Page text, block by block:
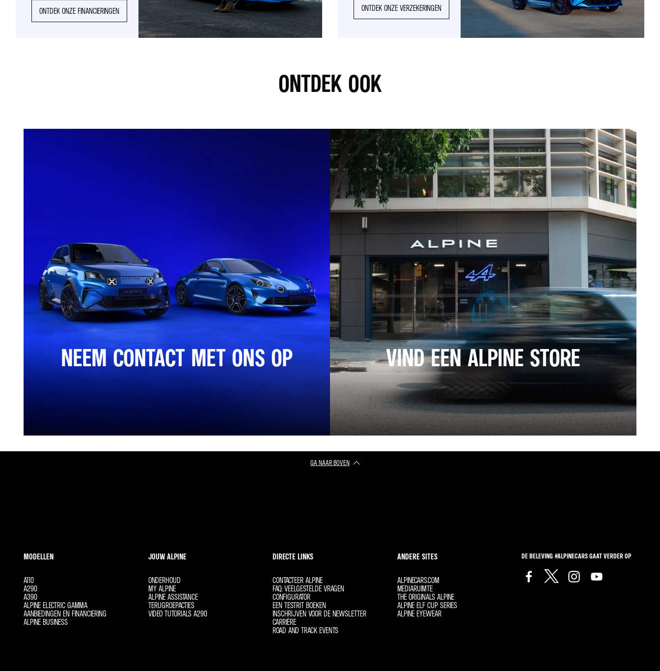
ONTDEK ONZE FINANCIERINGEN ONTDEK ONZE VERZEKERINGEN
ONTDEK OOK
NEEM CONTACT MET ONS OP VIND EEN ALPINE STORE
GA NAAR BOVEN
MODELLEN
A110
A290
A390
ALPINE ELECTRIC GAMMA
AANBIEDINGEN EN FINANCIERING
ALPINE BUSINESS
JOUW ALPINE
ONDERHOUD
MY ALPINE
ALPINE ASSISTANCE
TERUGROEPACTIES
VIDEO TUTORIALS A290
DIRECTE LINKS
CONTACTEER ALPINE
FAQ: VEELGESTELDE VRAGEN
CONFIGURATOR
EEN TESTRIT BOEKEN
INSCHRIJVEN VOOR DE NEWSLETTER
CARRIÈRE
ROAD AND TRACK EVENTS
ANDERE SITES
ALPINECARS.COM
MEDIARUIMTE
THE ORIGINALS ALPINE
ALPINE ELF CUP SERIES
ALPINE EYEWEAR
DE BELEVING #ALPINECARS GAAT VERDER OP